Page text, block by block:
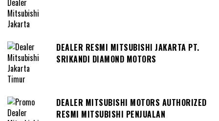
DEALER RESMI MITSUBISHI JAKARTA PT.
SRIKANDI DIAMOND MOTORS
DEALER MITSUBISHI MOTORS AUTHORIZED
RESMI MITSUBISHI PENJUALAN